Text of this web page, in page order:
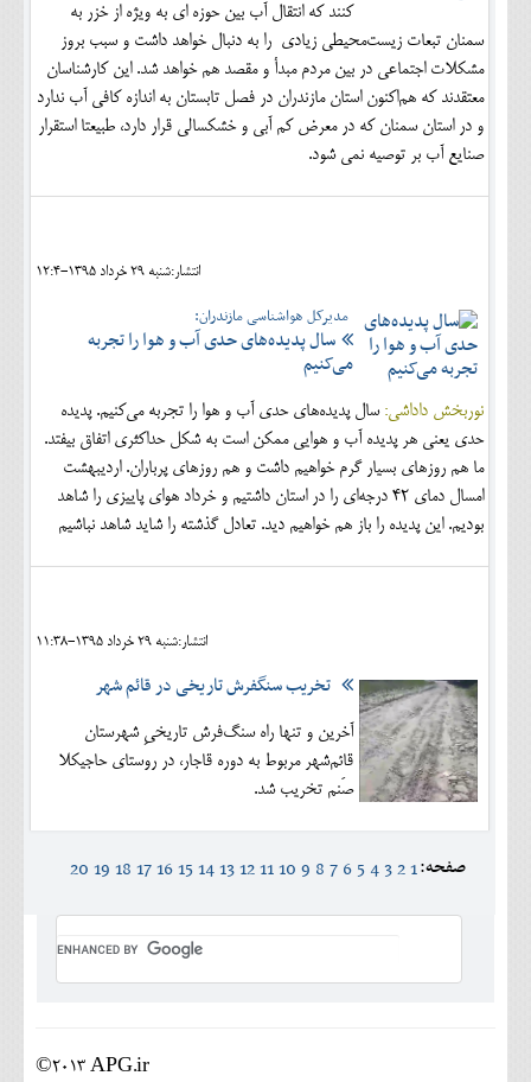
کنند که انتقال آب بین حوزه ای به ویژه از خزر به
سمنان تبعات زیست‌محیطی زیادی را به دنبال خواهد داشت و سبب بروز
مشکلات اجتماعی در بین مردم مبدأ و مقصد هم خواهد شد. این کارشناسان
معتقدند که هم‌اکنون استان مازندران در فصل تابستان به اندازه کافی آب ندارد
و در استان سمنان که در معرض کم آبی و خشکسالی قرار دارد، طبیعتا استقرار
صنایع آب بر توصیه نمی شود.
انتشار:شنبه 29 خرداد 1395-12:4
مدیرکل هواشناسی مازندران:
سال پدیده‌های حدی آب و هوا را تجربه
می‌کنیم
نوربخش داداشی: سال پدیده‌های حدی آب و هوا را تجربه می‌کنیم. پدیده
حدی یعنی هر پدیده آب و هوایی ممکن است به شکل حداکثری اتفاق بیفتد.
ما هم روزهای بسیار گرم خواهیم داشت و هم روزهای پرباران. اردیبهشت
امسال دمای 42 درجه‌ای را در استان داشتیم و خرداد هوای پاییزی را شاهد
بودیم. این پدیده را باز هم خواهیم دید. تعادل گذشته را شاید شاهد نباشیم
انتشار:شنبه 29 خرداد 1395-11:38
تخریب سنگ‏فرش تاریخی در قائم شهر
آخرین و تنها راه سنگ‌فرش تاریخیِ شهرستان
قائم‌شهر مربوط به دوره قاجار، در روستای حاجیکلا
صَنم تخریب شد.
صفحه:1
2
3
4
5
6
7
8
9
10
11
12
13
14
15
16
17
18
19
20
©2013 APG.ir